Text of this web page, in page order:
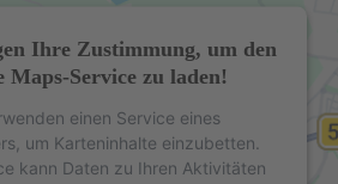
Ihre Zustimmung, um den
Maps-Service zu laden!
einen Service eines
um Karteninhalte einzubetten.
kann Daten zu Ihren Aktivitäten